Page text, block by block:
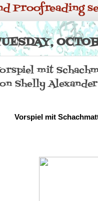
Proofreading
mit
Shelly Alexander
Vorspiel mit